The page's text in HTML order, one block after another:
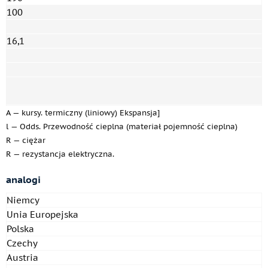
100
16,1
A — kursy. termiczny (liniowy) Ekspansja]
l — Odds. Przewodność cieplna (materiał pojemność cieplna)
R — ciężar
R — rezystancja elektryczna.
analogi
Niemcy
Unia Europejska
Polska
Czechy
Austria